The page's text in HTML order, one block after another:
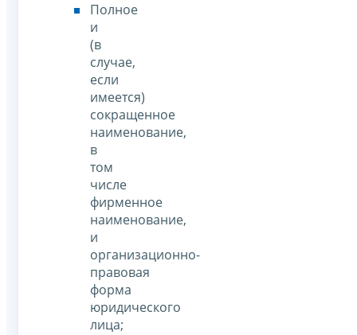
Полное
и
(в
случае,
если
имеется)
сокращенное
наименование,
в
том
числе
фирменное
наименование,
и
организационно-
правовая
форма
юридического
лица;